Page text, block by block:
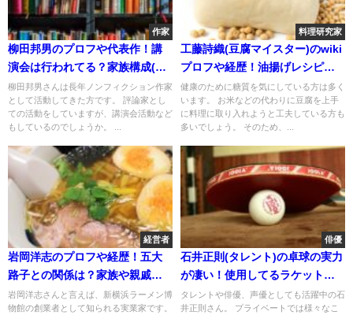
作家
柳田邦男のプロフや代表作！講
演会は行われてる？家族構成(息
子や娘)について！
柳田邦男さんは長年ノンフィクション作家
として活動してきた方です。 評論家とし
ての活動をしていますが、講演会活動など
もしているのでしょうか。 ...
料理研究家
工藤詩織(豆腐マイスター)のwiki
プロフや経歴！油揚げレシピを
調査！
健康のために糖質を気にしている方は多く
います。 お米などの代わりに豆腐を上手
に料理に取り入れようと工夫している方も
多いでしょう。 そのため、...
経営者
岩岡洋志のプロフや経歴！五大
路子との関係は？家族や親戚に
ついて！
岩岡洋志さんと言えば、新横浜ラーメン博
物館の創業者として知られる実業家です。
俳優
石井正則(タレント)の卓球の実力
が凄い！使用してるラケットや
ラバーはどこ？
タレントや俳優、声優としても活躍中の石
井正則さん。 プライベートでは様々なこ